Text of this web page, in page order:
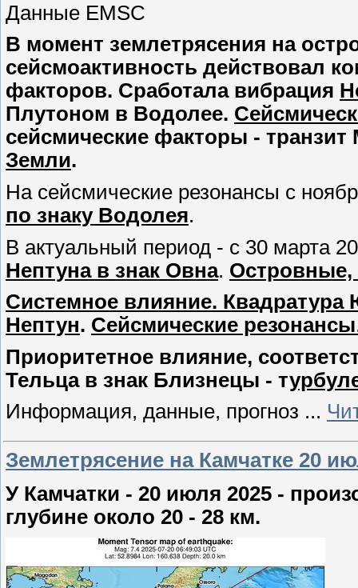
Данные EMSC
В момент землетрясения на
сейсмоактивность действовал
факторов. Сработала вибрация
Плутоном в Водолее.
сейсмические факторы -
Земли.
На сейсмические резонансы с
по знаку Водолея.
В актуальный период - с 30 марта
Нептуна в знак Овна. Островные,
Системное влияние. Квадратура
Нептун. Сейсмические резонансы
Приоритетное влияние,
Тельца в знак Близнецы - т
Информация, данные, прогноз ...
Землетрясение на Камчатке 20
У Камчатки - 20 июля 2025 -
глубине около 20 - 28 км.